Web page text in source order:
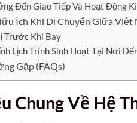
Đến Giao Tiếp Và Hoạt Động
Ích Khi Di Chuyển Giữa Việt
Trước Khi Bay
Lịch Trình Sinh Hoạt Tại Nơi
Gặp (FAQs)
Chung Về Hệ